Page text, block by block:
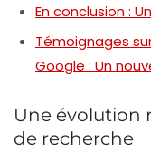
En conclusion :
Témoignages
Google : Un
Une évolution
de recherche